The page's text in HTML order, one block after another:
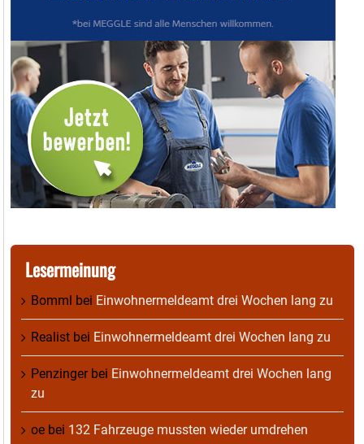
Lesermeinung
Bomml bei Einwohnermeldeamt drei Wochen lang zu
Realist bei Einwohnermeldeamt drei Wochen lang zu
Penzingerbei Einwohnermeldeamt drei Wochen lang
zu
oe bei 132 Fahrzeuge mussten wieder umdrehen